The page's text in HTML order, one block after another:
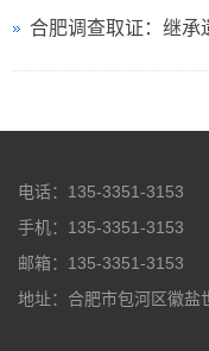
合肥调查取证：继承
电话：135-3351-3153
手机：135-3351-3153
邮箱：135-3351-3153
地址：合肥市包河区徽盐